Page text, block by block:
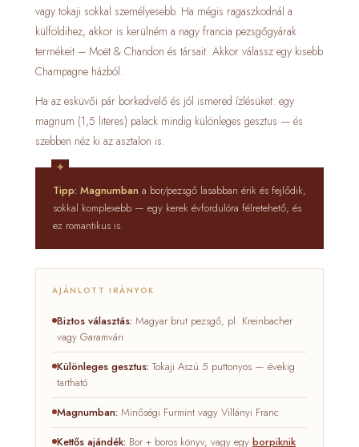
vagy tokaji sokkal személyesebb. Ha mégis ragaszkodnál a
külföldihez, akkor is kerülném a nagy francia pezsgőgyárak
termékeit – Moët & Chandon és társait. Akkor válassz egy kisebb
Champagne házból.
Ha az esküvői pár borkedvelő és jól ismered ízlésüket: egy
magnum (1,5 literes) palack mindig különleges gesztus — és
szebben néz ki az asztalon is.
Tipp: Magnumban a bor/pezsgő lasabban érik és fejlődik,
sokkal komplexebb — egy kerek évfordulóra félretehető, és
ez romantikus is.
AJÁNLOTT IRÁNYOK
Biztos választás: Magyar brut pezsgő, pl. Kreinbacher
vagy Garamvári
Különleges gesztus: Tokaji Aszú 5 puttonyos — évekig
tartható
Magnumban: Minőségi Furmint vagy Villányi Franc
Kettős ajándék: Bor + boros könyv, vagy egy borpiknik